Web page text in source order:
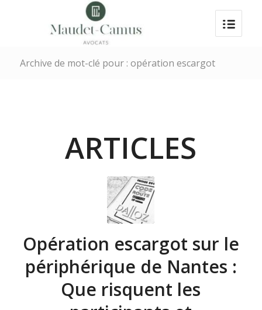
Archive de mot-clé pour : opération escargot
ARTICLES
Opération escargot sur le
périphérique de Nantes :
Que risquent les